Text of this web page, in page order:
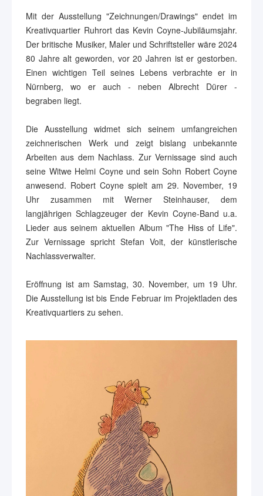
Mit der Ausstellung "Zeichnungen/Drawings" endet im
Kreativquartier Ruhrort das Kevin Coyne-Jubiläumsjahr.
Der britische Musiker, Maler und Schriftsteller wäre 2024
80 Jahre alt geworden, vor 20 Jahren ist er gestorben.
Einen wichtigen Teil seines Lebens verbrachte er in
Nürnberg, wo er auch - neben Albrecht Dürer -
begraben liegt.
Die Ausstellung widmet sich seinem umfangreichen
zeichnerischen Werk und zeigt bislang unbekannte
Arbeiten aus dem Nachlass. Zur Vernissage sind auch
seine Witwe Helmi Coyne und sein Sohn Robert Coyne
anwesend. Robert Coyne spielt am 29. November, 19
Uhr zusammen mit Werner Steinhauser, dem
langjährigen Schlagzeuger der Kevin Coyne-Band u.a.
Lieder aus seinem aktuellen Album "The Hiss of Life".
Zur Vernissage spricht Stefan Voit, der künstlerische
Nachlassverwalter.
Eröffnung ist am Samstag, 30. November, um 19 Uhr.
Die Ausstellung ist bis Ende Februar im Projektladen des
Kreativquartiers zu sehen.